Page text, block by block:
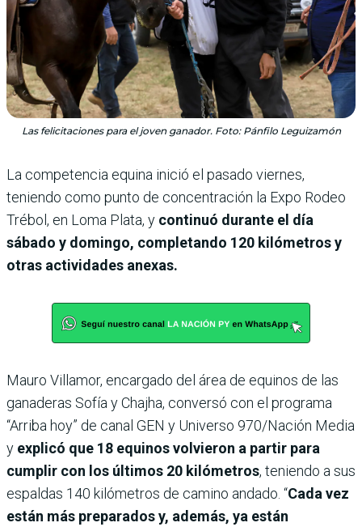
Las felicitaciones para el joven ganador. Foto: Pánfilo Leguizamón
La competencia equina inició el pasado viernes,
teniendo como punto de concentración la Expo Rodeo
Trébol, en Loma Plata, y continuó durante el día
sábado y domingo, completando 120 kilómetros y
otras actividades anexas.
Mauro Villamor, encargado del área de equinos de las
ganaderas Sofía y Chajha, conversó con el programa
“Arriba hoy” de canal GEN y Universo 970/Nación Media
y explicó que 18 equinos volvieron a partir para
cumplir con los últimos 20 kilómetros, teniendo a sus
espaldas 140 kilómetros de camino andado. “Cada vez
están más preparados y, además, ya están